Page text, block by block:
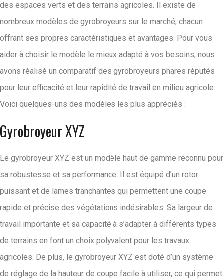
des espaces verts et des terrains agricoles. Il existe de
nombreux modèles de gyrobroyeurs sur le marché, chacun
offrant ses propres caractéristiques et avantages. Pour vous
aider à choisir le modèle le mieux adapté à vos besoins, nous
avons réalisé un comparatif des gyrobroyeurs phares réputés
pour leur efficacité et leur rapidité de travail en milieu agricole.
Voici quelques-uns des modèles les plus appréciés :
Gyrobroyeur XYZ
Le gyrobroyeur XYZ est un modèle haut de gamme reconnu pour
sa robustesse et sa performance. Il est équipé d’un rotor
puissant et de lames tranchantes qui permettent une coupe
rapide et précise des végétations indésirables. Sa largeur de
travail importante et sa capacité à s’adapter à différents types
de terrains en font un choix polyvalent pour les travaux
agricoles. De plus, le gyrobroyeur XYZ est doté d’un système
de réglage de la hauteur de coupe facile à utiliser, ce qui permet